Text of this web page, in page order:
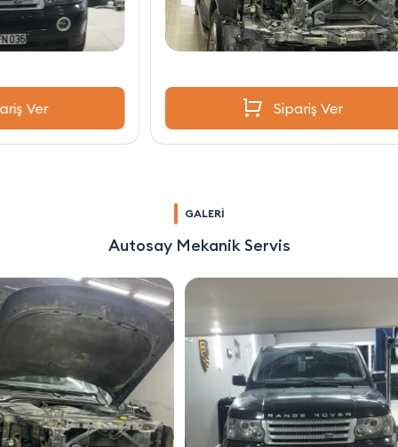
Sipariş Ver
GALERİ
Autosay Mekanik Servis